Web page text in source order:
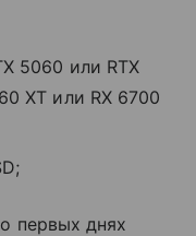
5060 или RTX
XT или RX 6700
первых днях